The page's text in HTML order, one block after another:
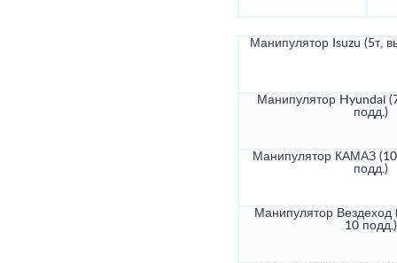
Манипулятор Isuzu (5т,
Манипулятор Hyundai
подд.)
Манипулятор КАМАЗ
подд.)
Манипулятор Вездеход
10 подд.)